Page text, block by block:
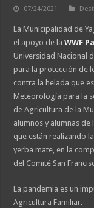
07/24/2021
La Municipalidad de
el apoyo de laWWF
Universidad Nacional
para la protección de
contra la helada que
Meteorología para la
de Agricultura de la
alumnos y alumnas de
que están realizando
yerba mate, en la
del Comité San
La pandemia es un
Agricultura Familiar.